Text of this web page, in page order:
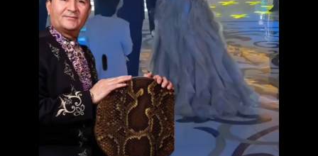
Xalq artisti oğluna nişan etdi
QAFQAZINFO.AZ ABUNƏ OL